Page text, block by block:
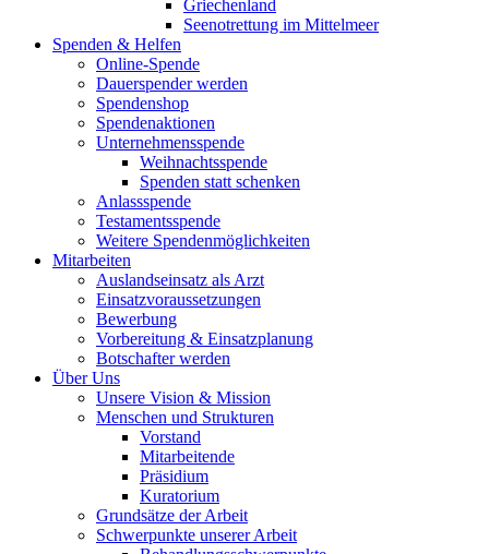
Griechenland
Seenotrettung im Mittelmeer
Spenden & Helfen
Online-Spende
Dauerspender werden
Spendenshop
Spendenaktionen
Unternehmens­spende
Weihnachtsspende
Spenden statt schenken
Anlassspende
Testamentsspende
Weitere Spenden­möglichkeiten
Mitarbeiten
Auslandseinsatz als Arzt
Einsatzvoraussetzungen
Bewerbung
Vorbereitung & Einsatzplanung
Botschafter werden
Über Uns
Unsere Vision & Mission
Menschen und Strukturen
Vorstand
Mitarbeitende
Präsidium
Kuratorium
Grundsätze der Arbeit
Schwerpunkte unserer Arbeit